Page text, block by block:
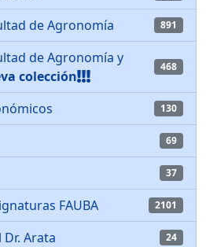
de Agronomía 891
de Agronomía y
colección
468
130
69
37
FAUBA 2101
Arata 24